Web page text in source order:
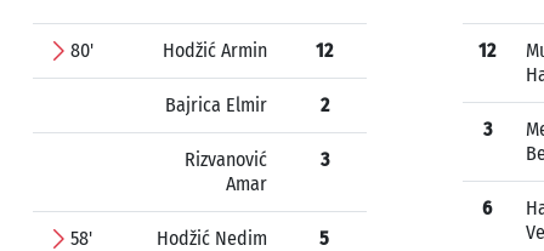
80' Hodžić Armin 12
Bajrica Elmir 2
Rizvanović
Amar
3
58' Hodžić Nedim 5
12
3
6